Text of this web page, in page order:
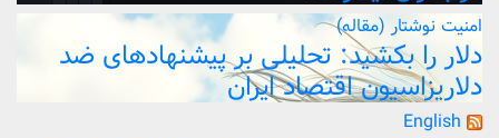
امنیت نوشتار (مقاله)
دلار را بکشید: تحلیلی بر پیشنهادهای ضد
دلاریزاسیون اقتصاد ایران
English